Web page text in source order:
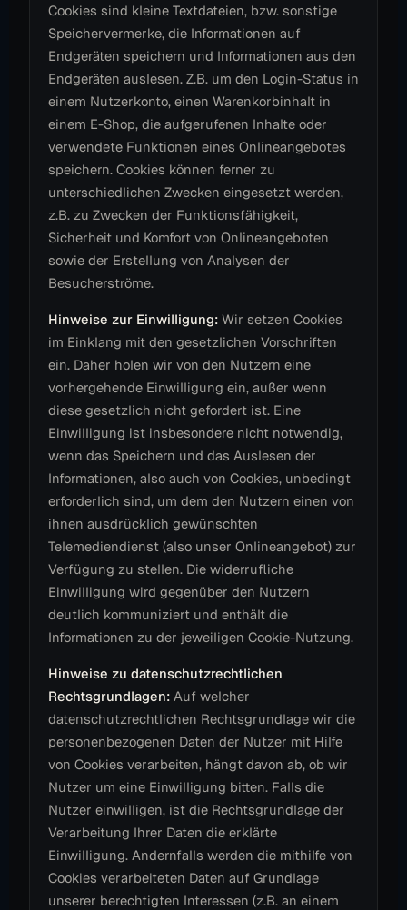
Cookies sind kleine Textdateien, bzw. sonstige
Speichervermerke, die Informationen auf
Endgeräten speichern und Informationen aus den
Endgeräten auslesen. Z.B. um den Login-Status in
einem Nutzerkonto, einen Warenkorbinhalt in
einem E-Shop, die aufgerufenen Inhalte oder
verwendete Funktionen eines Onlineangebotes
speichern. Cookies können ferner zu
unterschiedlichen Zwecken eingesetzt werden,
z.B. zu Zwecken der Funktionsfähigkeit,
Sicherheit und Komfort von Onlineangeboten
sowie der Erstellung von Analysen der
Besucherströme.
Hinweise zur Einwilligung: Wir setzen Cookies
im Einklang mit den gesetzlichen Vorschriften
ein. Daher holen wir von den Nutzern eine
vorhergehende Einwilligung ein, außer wenn
diese gesetzlich nicht gefordert ist. Eine
Einwilligung ist insbesondere nicht notwendig,
wenn das Speichern und das Auslesen der
Informationen, also auch von Cookies, unbedingt
erforderlich sind, um dem den Nutzern einen von
ihnen ausdrücklich gewünschten
Telemediendienst (also unser Onlineangebot) zur
Verfügung zu stellen. Die widerrufliche
Einwilligung wird gegenüber den Nutzern
deutlich kommuniziert und enthält die
Informationen zu der jeweiligen Cookie-Nutzung.
Hinweise zu datenschutzrechtlichen
Rechtsgrundlagen: Auf welcher
datenschutzrechtlichen Rechtsgrundlage wir die
personenbezogenen Daten der Nutzer mit Hilfe
von Cookies verarbeiten, hängt davon ab, ob wir
Nutzer um eine Einwilligung bitten. Falls die
Nutzer einwilligen, ist die Rechtsgrundlage der
Verarbeitung Ihrer Daten die erklärte
Einwilligung. Andernfalls werden die mithilfe von
Cookies verarbeiteten Daten auf Grundlage
unserer berechtigten Interessen (z.B. an einem